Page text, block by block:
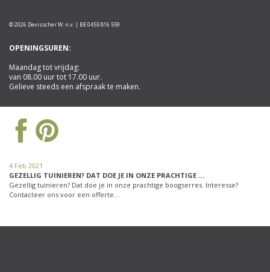
© 2026 Devisscher W. n.v. | BE 0455 816 559
OPENINGSUREN:
Maandag tot vrijdag:
van 08.00 uur tot 17.00 uur.
Gelieve steeds een afspraak te maken.
4 Feb 2021
GEZELLIG TUINIEREN? DAT DOE JE IN ONZE PRACHTIGE …
Gezellig tuinieren? Dat doe je in onze prachtige boogserres. Interesse?
Contacteer ons voor een offerte…